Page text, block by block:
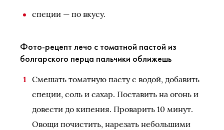
специи — по вкусу.
Фото-рецепт лечо с томатной пастой из
болгарского перца пальчики оближешь
Смешать томатную пасту с водой, добавить
специи, соль и сахар. Поставить на огонь и
довести до кипения. Проварить 10 минут.
Овощи почистить, нарезать небольшими